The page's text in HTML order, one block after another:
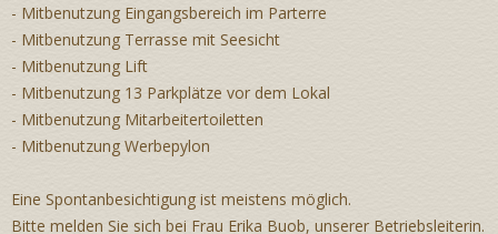
- Mitbenutzung Eingangsbereich im Parterre
- Mitbenutzung Terrasse mit Seesicht
- Mitbenutzung Lift
- Mitbenutzung 13 Parkplätze vor dem Lokal
- Mitbenutzung Mitarbeitertoiletten
- Mitbenutzung Werbepylon
Eine Spontanbesichtigung ist meistens möglich.
Bitte melden Sie sich bei Frau Erika Buob, unserer Betriebsleiterin.